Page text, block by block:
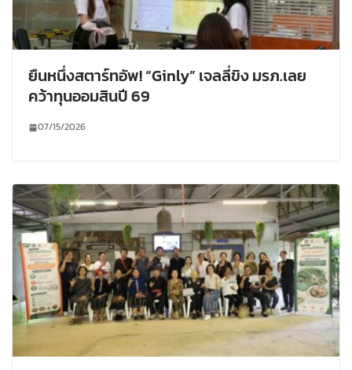
ยืนหนึ่งสตาร์ทอัพ! “Ginly” เจลลี่ขิง มรภ.เลย
คว้าทุนออมสินปี 69
07/15/2026